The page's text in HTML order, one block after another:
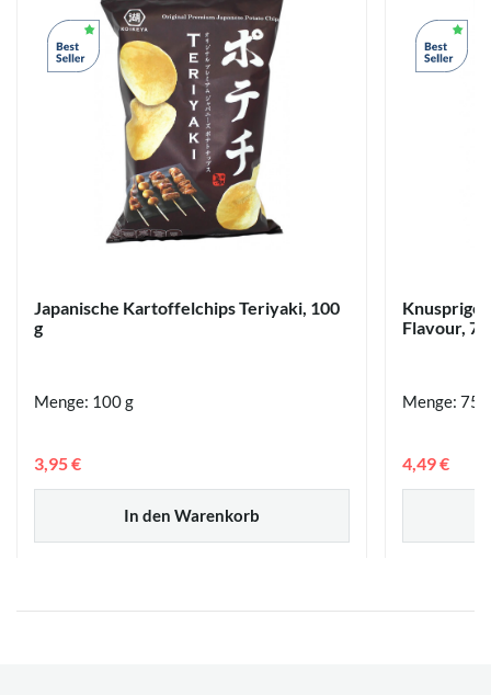
Japanische Kartoffelchips Teriyaki, 100
g
Menge: 100 g
In den Warenkorb
3,95 €
Flavour, 75
Menge: 75 g
4,49 €